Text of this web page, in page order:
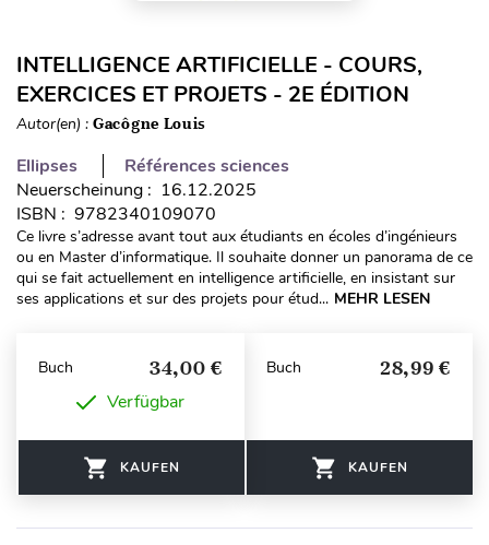
INTELLIGENCE ARTIFICIELLE - COURS,
EXERCICES ET PROJETS - 2E ÉDITION
Autor(en) : Gacôgne Louis
Ellipses
Références sciences
Neuerscheinung : 16.12.2025
ISBN : 9782340109070
Ce livre s’adresse avant tout aux étudiants en écoles d’ingénieurs
ou en Master d’informatique. Il souhaite donner un panorama de ce
qui se fait actuellement en intelligence artificielle, en insistant sur
ses applications et sur des projets pour étud... MEHR LESEN
Buch 34,00 €
Verfügbar
KAUFEN
Buch 28,99 €
KAUFEN